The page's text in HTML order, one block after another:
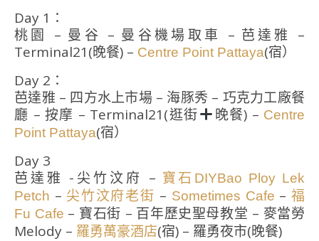
Day 1：
桃園 – 曼谷 – 曼谷機場取車 – 芭達雅 –
Terminal21(晚餐) – Centre Point Pattaya(宿）
Day 2：
芭達雅 – 四方水上市場 – 海豚秀 – 巧克力工廠餐
廳 – 按摩 – Terminal21(逛街
晚餐) – Centre
Point Pattaya(宿）
Day 3
芭達雅 -尖竹汶府 – 寶石DIYBao Ploy Lek
Petch – 尖竹汶府老街 – Sometimes Cafe –福
Fu Cafe – 寶石街 – 百年歷史聖母教堂 – 麥當勞
Melody – 羅勇萬豪酒店(宿) – 羅勇夜市(晚餐)